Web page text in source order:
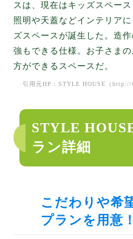
スは、現在はキッズスペー
照明や天蓋などインテリア
ズスペースが誕生した。造
強もできる仕様。お子さま
方ができるスペースだ。
引用元HP：STYLE HOUSE（ http://
STYLE
ラン詳細
こだわりや希
プランを用意！